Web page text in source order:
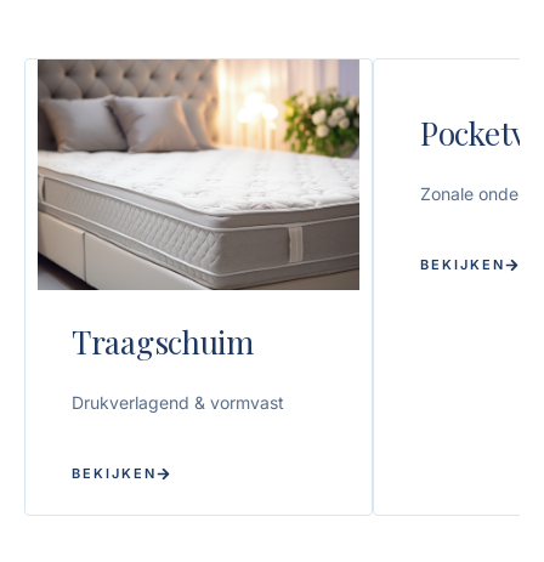
Traagschuim
Drukverlagend & vormvast
BEKIJKEN
Zonale
BEKIJKEN